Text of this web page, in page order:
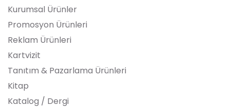
Kurumsal Ürünler
Promosyon Ürünleri
Reklam Ürünleri
Kartvizit
Tanıtım & Pazarlama Ürünleri
Kitap
Katalog / Dergi